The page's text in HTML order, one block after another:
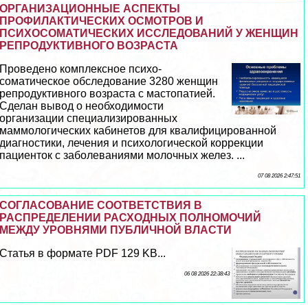
ОРГАНИЗАЦИОННЫЕ АСПЕКТЫ
ПРОФИЛАКТИЧЕСКИХ ОСМОТРОВ И
ПСИХОСОМАТИЧЕСКИХ ИССЛЕДОВАНИЙ У ЖЕНЩИН
РЕПРОДУКТИВНОГО ВОЗРАСТА
Проведено комплексное психо-
соматическое обследование 3280 женщин
репродуктивного возраста с мастопатией.
Сделан вывод о необходимости
организации специализированных
маммологических кабинетов для квалифицированной
диагностики, лечения и психологической коррекции
пациенток с заболеваниями молочных желез. ...
07 08 2026 2:47:51
СОГЛАСОВАНИЕ СООТВЕТСТВИЯ В
РАСПРЕДЕЛЕНИИ РАСХОДНЫХ ПОЛНОМОЧИЙ
МЕЖДУ УРОВНЯМИ ПУБЛИЧНОЙ ВЛАСТИ
Статья в формате PDF 129 KB...
06 08 2026 22:38:43